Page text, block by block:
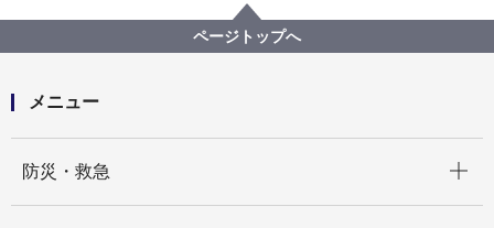
記者発表 2025年度
横浜マラソン2025のコースを横浜市建設関連業４団体
と道路局がクリーンアップします！
ページトップへ
メニュー
防災・救急